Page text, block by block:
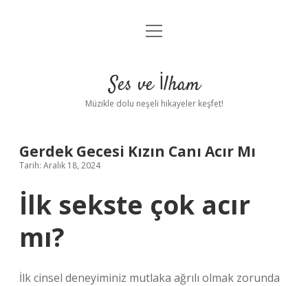
Anasayfa
Yasal Uyarı
menüyü
Ses ve İlham
Müzikle dolu neşeli hikayeler keşfet!
Gerdek Gecesi Kızın Canı Acır Mı
Tarih: Aralık 18, 2024
İlk sekste çok acır
mı?
İlk cinsel deneyiminiz mutlaka ağrılı olmak zorunda